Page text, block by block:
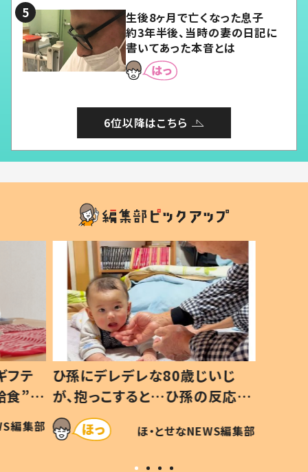
生後8ヶ月で亡くなった息子
約3年半後、当時の妻の日記に
書いてあった本音とは
6位以降はこちら
フテ
食”を
の親
編集部
ひ孫にデレデレな80歳じいじ
が、抱っこすると…ひ孫の反応に
「涙が出ました」「可愛くて仕方な
い」
ほ・とせなNEWS編集部